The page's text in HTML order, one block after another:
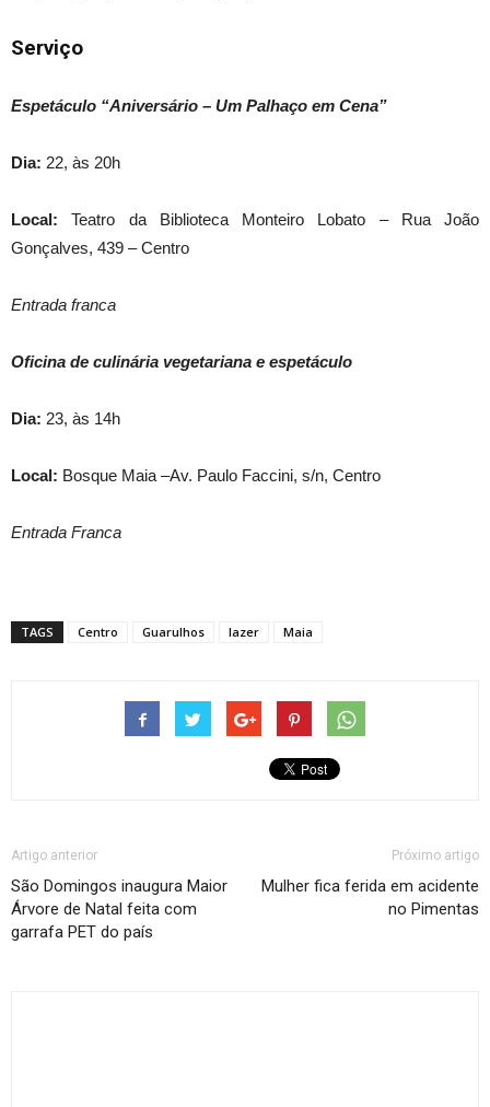
Serviço
Espetáculo “Aniversário – Um Palhaço em Cena”
Dia: 22, às 20h
Local: Teatro da Biblioteca Monteiro Lobato – Rua João
Gonçalves, 439 – Centro
Entrada franca
Oficina de culinária vegetariana e espetáculo
Dia: 23, às 14h
Local: Bosque Maia –Av. Paulo Faccini, s/n, Centro
Entrada Franca
TAGS Centro Guarulhos lazer Maia
Artigo anterior
São Domingos inaugura Maior
Árvore de Natal feita com
garrafa PET do país
Próximo artigo
Mulher fica ferida em acidente
no Pimentas